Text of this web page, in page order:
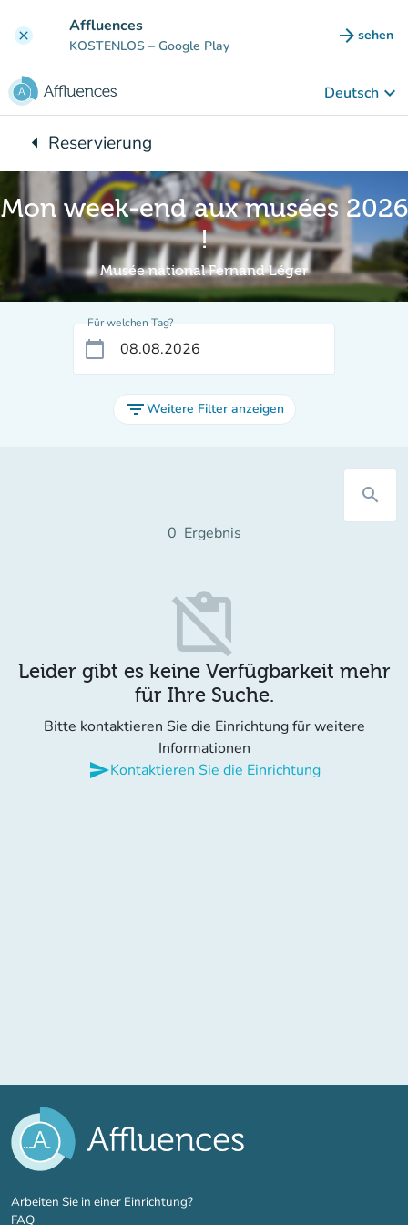
clear Affluences
KOSTENLOS – Google Play arrow_forward sehen
(new
Deutsch keyboard_arrow_down
arrow_leftZurück zu:
Reservierung
Mon week-end aux musées 2026
!
Musée national Fernand Léger
Für welchen Tag?
calendar_today
filter_listWeitere Filter anzeigen
search
0 Ergebnis
content_paste_off
Leider gibt es keine Verfügbarkeit mehr
für Ihre Suche.
Bitte kontaktieren Sie die Einrichtung für weitere
Informationen
sendKontaktieren Sie die Einrichtung
Arbeiten Sie in einer Einrichtung?(new tab)
FAQ